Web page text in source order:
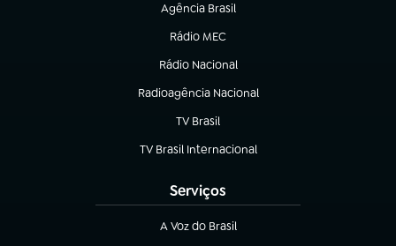
Agência Brasil
(abre em nova aba)
Rádio MEC
(abre em nova aba)
Rádio Nacional
Radioagência Nacional
(abre em nova aba)
TV Brasil
(abre em nova aba)
TV Brasil Internacional
(abre em nova aba)
Serviços
A Voz do Brasil
(abre em nova aba)